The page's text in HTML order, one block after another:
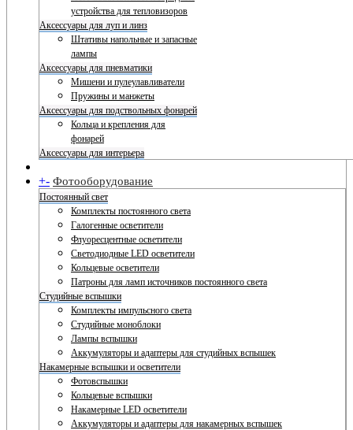
устройства для тепловизоров
Аксессуары для луп и линз
Штативы напольные и запасные
лампы
Аксессуары для пневматики
Мишени и пулеулавливатели
Пружины и манжеты
Аксессуары для подствольных фонарей
Кольца и крепления для
фонарей
Аксессуары для интерьера
+- Фотооборудование
Постоянный свет
Комплекты постоянного света
Галогенные осветители
Флуоресцентные осветители
Светодиодные LED осветители
Кольцевые осветители
Патроны для ламп источников постоянного света
Студийные вспышки
Комплекты импульсного света
Студийные моноблоки
Лампы вспышки
Аккумуляторы и адаптеры для студийных вспышек
Накамерные вспышки и осветители
Фотовспышки
Кольцевые вспышки
Накамерные LED осветители
Аккумуляторы и адаптеры для накамерных вспышек